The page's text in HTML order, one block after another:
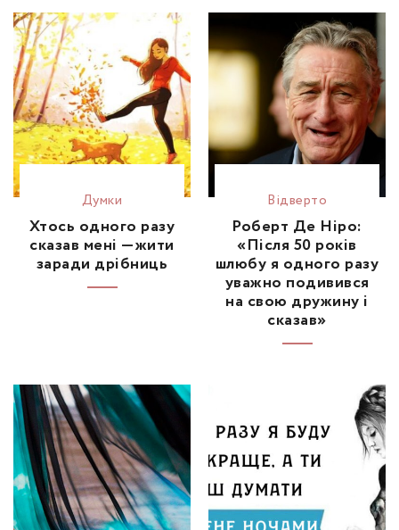
Думки
Хтось одного разу
сказав мені —жити
заради дрібниць
Відвертo
Роберт Де Ніро:
«Після 50 років
шлюбу я одного разу
уважно подивився
на свою дружину і
сказав»